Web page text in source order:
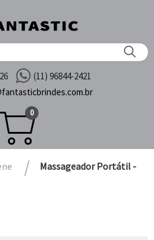
(11) 96844-2421
fantasticbrindes.com.br
0
Massageador Portátil -